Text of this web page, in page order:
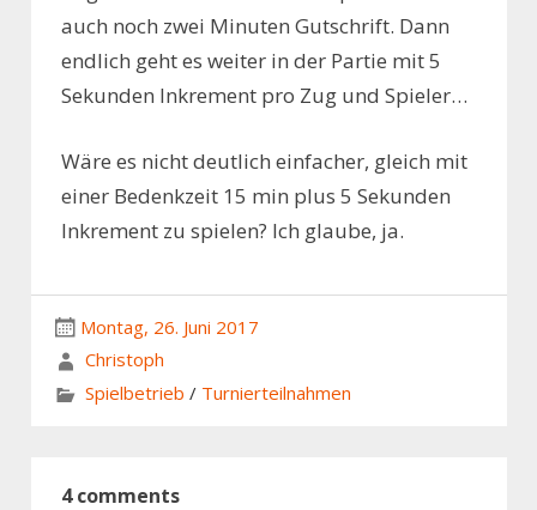
auch noch zwei Minuten Gutschrift. Dann
endlich geht es weiter in der Partie mit 5
Sekunden Inkrement pro Zug und Spieler…
Wäre es nicht deutlich einfacher, gleich mit
einer Bedenkzeit 15 min plus 5 Sekunden
Inkrement zu spielen? Ich glaube, ja.
Montag, 26. Juni 2017
Christoph
Spielbetrieb / Turnierteilnahmen
4 comments